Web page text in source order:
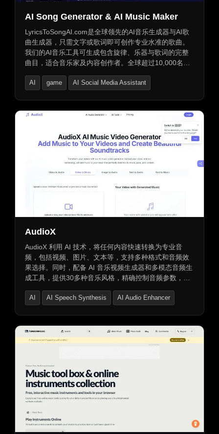
AI Song Generator & AI Music Maker
LyricsToSongAI.com是全球领先的AI音乐生成器与AI歌
曲生成器，只需文字或歌词即可创作专业水准的歌曲。
我们的AI音乐工具可生成包含旋律、乐器与歌词的完整
曲目，适合音乐家及内容创作者。全球超过10,000名用
是创作高质量音乐的理想选择。试用我们的免费AI歌曲
AI game AI Social Media Assistant
AudioX
AudioX 利用 AI 技术，将任何内容快速转换为专业音
频，包括视频、图片、文本等，支持多种格式和音频效
果选择。同时，配备 AI 音乐视频生成器和多模态音频生
成工具，提供30多种音乐风格，精确控制音频参数，输
AI AI Speech Synthesis AI Audio Enhancer